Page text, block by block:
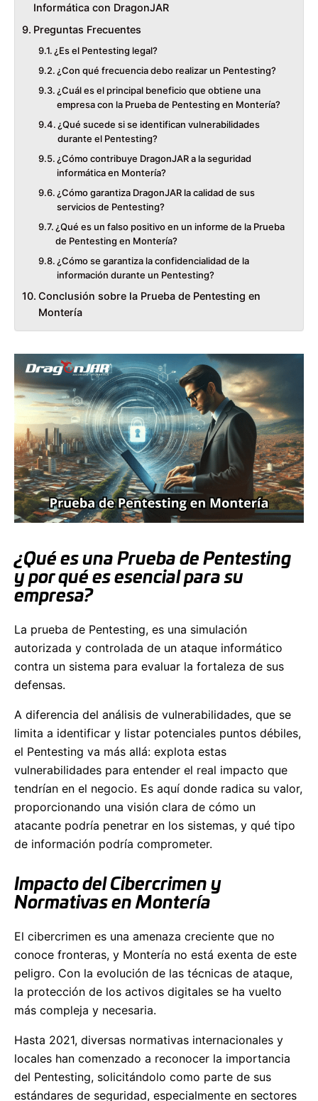
Informática con DragonJAR
Preguntas Frecuentes
¿Es el Pentesting legal?
¿Con qué frecuencia debo realizar un Pentesting?
¿Cuál es el principal beneficio que obtiene una
empresa con la Prueba de Pentesting en Montería?
¿Qué sucede si se identifican vulnerabilidades
durante el Pentesting?
¿Cómo contribuye DragonJAR a la seguridad
informática en Montería?
¿Cómo garantiza DragonJAR la calidad de sus
servicios de Pentesting?
¿Qué es un falso positivo en un informe de la Prueba
de Pentesting en Montería?
¿Cómo se garantiza la confidencialidad de la
información durante un Pentesting?
Conclusión sobre la Prueba de Pentesting en
Montería
¿Qué es una Prueba de Pentesting
y por qué es esencial para su
empresa?
La prueba de Pentesting, es una simulación
autorizada y controlada de un ataque informático
contra un sistema para evaluar la fortaleza de sus
defensas.
A diferencia del análisis de vulnerabilidades, que se
limita a identificar y listar potenciales puntos débiles,
el Pentesting va más allá: explota estas
vulnerabilidades para entender el real impacto que
tendrían en el negocio. Es aquí donde radica su valor,
proporcionando una visión clara de cómo un
atacante podría penetrar en los sistemas, y qué tipo
de información podría comprometer.
Impacto del Cibercrimen y
Normativas en Montería
El cibercrimen es una amenaza creciente que no
conoce fronteras, y Montería no está exenta de este
peligro. Con la evolución de las técnicas de ataque,
la protección de los activos digitales se ha vuelto
más compleja y necesaria.
Hasta 2021, diversas normativas internacionales y
locales han comenzado a reconocer la importancia
del Pentesting, solicitándolo como parte de sus
estándares de seguridad, especialmente en sectores